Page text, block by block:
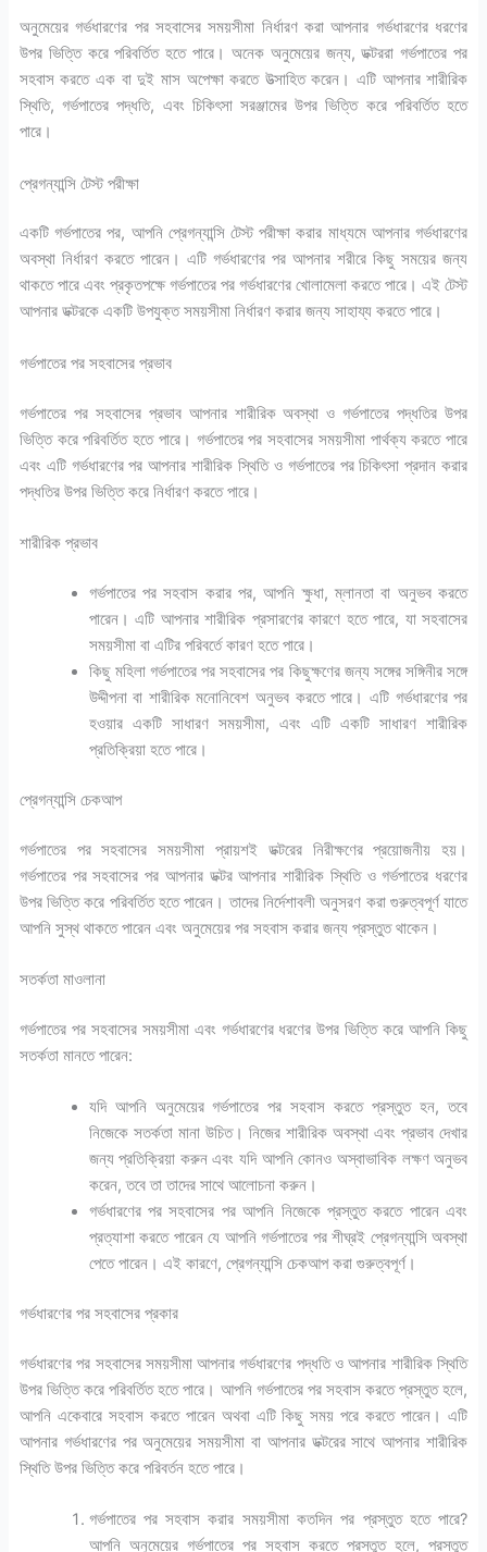
অনুমেয়ের গর্ভধারণের পর সহবাসের সময়সীমা নির্ধারণ করা আপনার গর্ভধারণের ধরণের
উপর ভিত্তি করে পরিবর্তিত হতে পারে। অনেক অনুমেয়ের জন্য, ডক্টররা গর্ভপাতের পর
সহবাস করতে এক বা দুই মাস অপেক্ষা করতে উত্সাহিত করেন। এটি আপনার শারীরিক
স্থিতি, গর্ভপাতের পদ্ধতি, এবং চিকিৎসা সরঞ্জামের উপর ভিত্তি করে পরিবর্তিত হতে
পারে।
প্রেগন্যান্সি টেস্ট পরীক্ষা
একটি গর্ভপাতের পর, আপনি প্রেগন্যান্সি টেস্ট পরীক্ষা করার মাধ্যমে আপনার গর্ভধারণের
অবস্থা নির্ধারণ করতে পারেন। এটি গর্ভধারণের পর আপনার শরীরে কিছু সময়ের জন্য
থাকতে পারে এবং প্রকৃতপক্ষে গর্ভপাতের পর গর্ভধারণের খোলামেলা করতে পারে। এই টেস্ট
আপনার ডক্টরকে একটি উপযুক্ত সময়সীমা নির্ধারণ করার জন্য সাহায্য করতে পারে।
গর্ভপাতের পর সহবাসের প্রভাব
গর্ভপাতের পর সহবাসের প্রভাব আপনার শারীরিক অবস্থা ও গর্ভপাতের পদ্ধতির উপর
ভিত্তি করে পরিবর্তিত হতে পারে। গর্ভপাতের পর সহবাসের সময়সীমা পার্থক্য করতে পারে
এবং এটি গর্ভধারণের পর আপনার শারীরিক স্থিতি ও গর্ভপাতের পর চিকিৎসা প্রদান করার
পদ্ধতির উপর ভিত্তি করে নির্ধারণ করতে পারে।
শারীরিক প্রভাব
গর্ভপাতের পর সহবাস করার পর, আপনি ক্ষুধা, ম্লানতা বা অনুভব করতে
পারেন। এটি আপনার শারীরিক প্রসারণের কারণে হতে পারে, যা সহবাসের
সময়সীমা বা এটির পরিবর্তে কারণ হতে পারে।
কিছু মহিলা গর্ভপাতের পর সহবাসের পর কিছুক্ষণের জন্য সঙ্গের সঙ্গিনীর সঙ্গে
উদ্দীপনা বা শারীরিক মনোনিবেশ অনুভব করতে পারে। এটি গর্ভধারণের পর
হওয়ার একটি সাধারণ সময়সীমা, এবং এটি একটি সাধারণ শারীরিক
প্রতিক্রিয়া হতে পারে।
প্রেগন্যান্সি চেকআপ
গর্ভপাতের পর সহবাসের সময়সীমা প্রায়শই ডক্টরের নিরীক্ষণের প্রয়োজনীয় হয়।
গর্ভপাতের পর সহবাসের পর আপনার ডক্টর আপনার শারীরিক স্থিতি ও গর্ভপাতের ধরণের
উপর ভিত্তি করে পরিবর্তিত হতে পারেন। তাদের নির্দেশাবলী অনুসরণ করা গুরুত্বপূর্ণ যাতে
আপনি সুস্থ থাকতে পারেন এবং অনুমেয়ের পর সহবাস করার জন্য প্রস্তুত থাকেন।
সতর্কতা মাওলানা
গর্ভপাতের পর সহবাসের সময়সীমা এবং গর্ভধারণের ধরণের উপর ভিত্তি করে আপনি কিছু
সতর্কতা মানতে পারেন:
যদি আপনি অনুমেয়ের গর্ভপাতের পর সহবাস করতে প্রস্তুত হন, তবে
নিজেকে সতর্কতা মানা উচিত। নিজের শারীরিক অবস্থা এবং প্রভাব দেখার
জন্য প্রতিক্রিয়া করুন এবং যদি আপনি কোনও অস্বাভাবিক লক্ষণ অনুভব
করেন, তবে তা তাদের সাথে আলোচনা করুন।
গর্ভধারণের পর সহবাসের পর আপনি নিজেকে প্রস্তুত করতে পারেন এবং
প্রত্যাশা করতে পারেন যে আপনি গর্ভপাতের পর শীঘ্রই প্রেগন্যান্সি অবস্থা
পেতে পারেন। এই কারণে, প্রেগন্যান্সি চেকআপ করা গুরুত্বপূর্ণ।
গর্ভধারণের পর সহবাসের প্রকার
গর্ভধারণের পর সহবাসের সময়সীমা আপনার গর্ভধারণের পদ্ধতি ও আপনার শারীরিক স্থিতি
উপর ভিত্তি করে পরিবর্তিত হতে পারে। আপনি গর্ভপাতের পর সহবাস করতে প্রস্তুত হলে,
আপনি একেবারে সহবাস করতে পারেন অথবা এটি কিছু সময় পরে করতে পারেন। এটি
আপনার গর্ভধারণের পর অনুমেয়ের সময়সীমা বা আপনার ডক্টরের সাথে আপনার শারীরিক
স্থিতি উপর ভিত্তি করে পরিবর্তন হতে পারে।
গর্ভপাতের পর সহবাস করার সময়সীমা কতদিন পর প্রস্তুত হতে পারে?
আপনি অনুমেয়ের গর্ভপাতের পর সহবাস করতে প্রস্তুত হলে, প্রস্তুত